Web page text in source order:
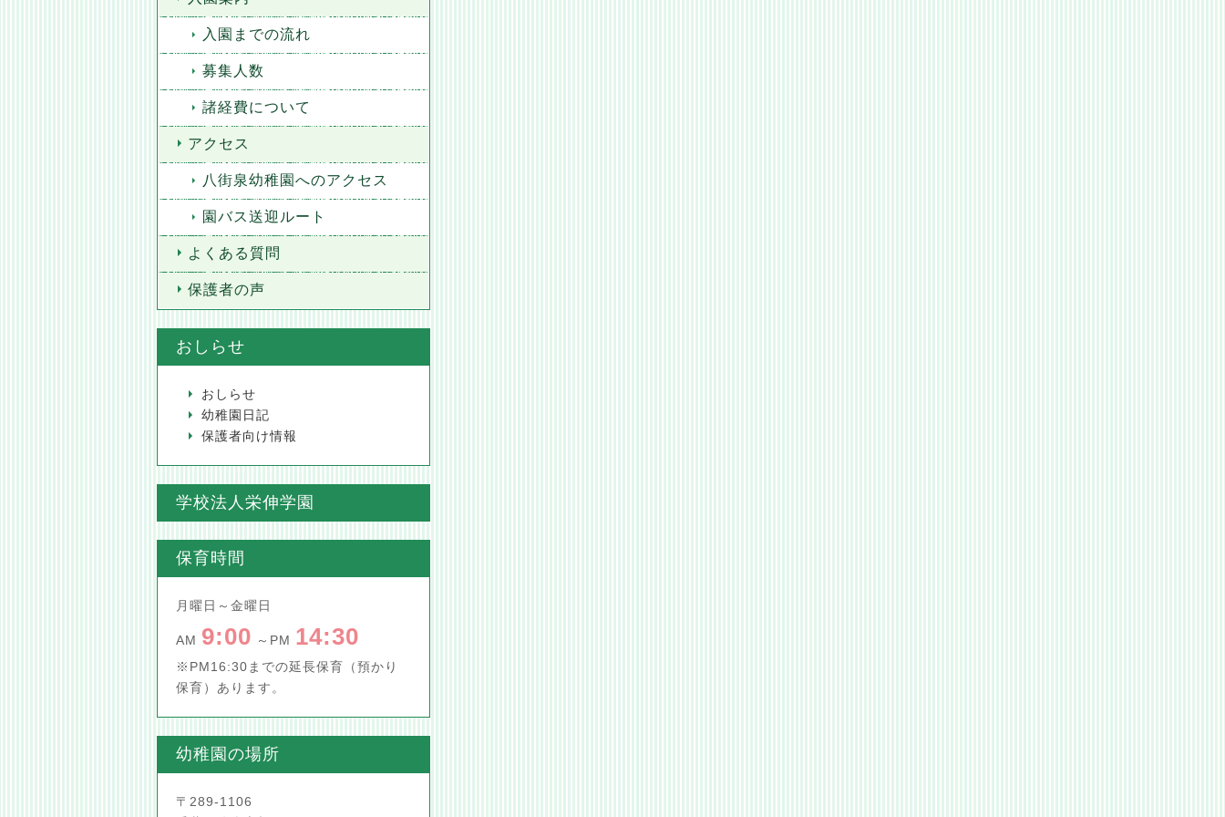
入園までの流れ
募集人数
諸経費について
アクセス
八街泉幼稚園へのアクセス
園バス送迎ルート
よくある質問
保護者の声
おしらせ
おしらせ
幼稚園日記
保護者向け情報
学校法人栄伸学園
保育時間
月曜日～金曜日
AM 9:00 ～PM 14:30
※PM16:30までの延長保育（預かり
保育）あります。
幼稚園の場所
〒289-1106